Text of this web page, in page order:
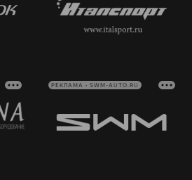
РЕКЛАМА • SWM-AUTO.RU